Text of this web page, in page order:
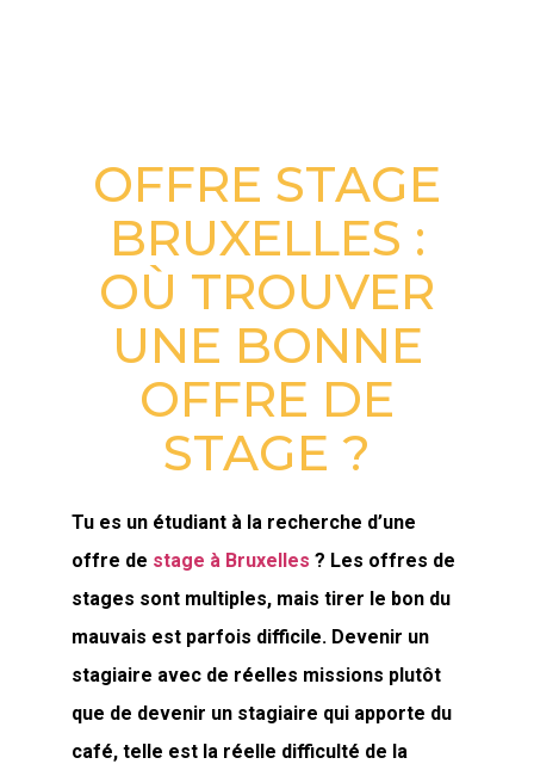
OFFRE STAGE
BRUXELLES :
OÙ TROUVER
UNE BONNE
OFFRE DE
STAGE ?
Tu es un étudiant à la recherche d’une
offre de stage à Bruxelles ? Les offres de
stages sont multiples, mais tirer le bon du
mauvais est parfois difficile. Devenir un
stagiaire avec de réelles missions plutôt
que de devenir un stagiaire qui apporte du
café, telle est la réelle difficulté de la